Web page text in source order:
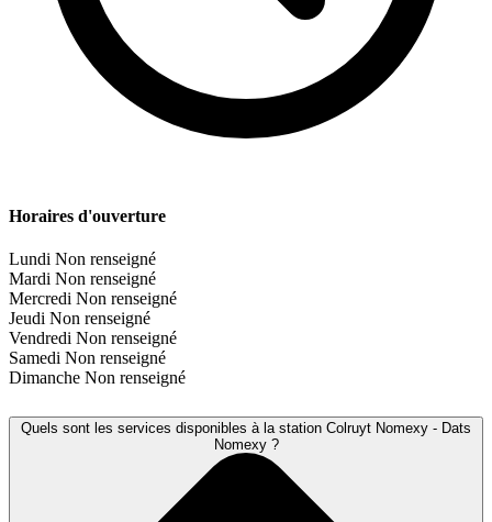
Horaires d'ouverture
Lundi Non renseigné
Mardi Non renseigné
Mercredi Non renseigné
Jeudi Non renseigné
Vendredi Non renseigné
Samedi Non renseigné
Dimanche Non renseigné
Quels sont les services disponibles à la station Colruyt Nomexy - Dats
Nomexy ?